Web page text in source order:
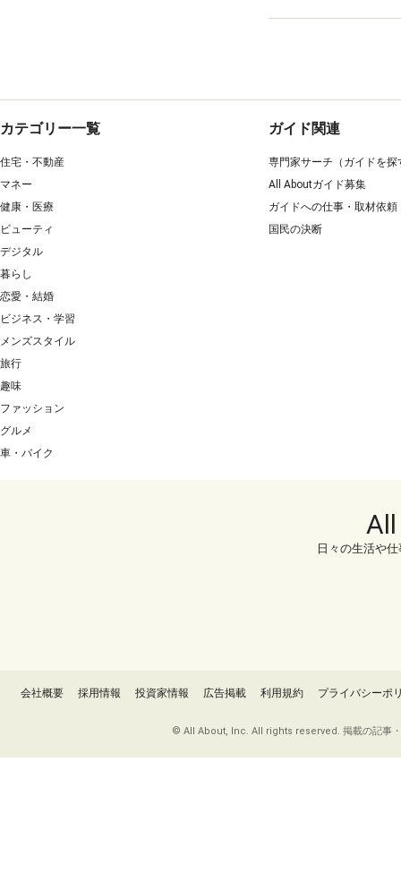
カテゴリー一覧
住宅・不動産
マネー
健康・医療
ビューティ
デジタル
暮らし
恋愛・結婚
ビジネス・学習
メンズスタイル
旅行
趣味
ファッション
グルメ
車・バイク
ガイド関連
専門家サーチ（ガイドを探
All Aboutガイド募集
ガイドへの仕事・取材依頼
国民の決断
日々の生活や
会社概要 採用情報 投資家情報 広告掲載 利用規約 プライバシーポ
© All About, Inc. All rights reserved. 掲載の記事・